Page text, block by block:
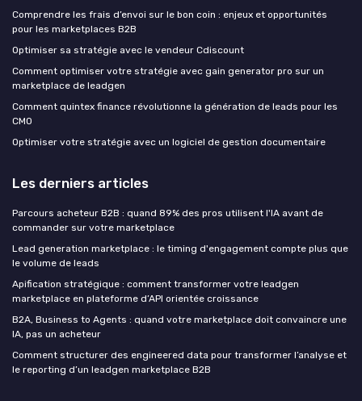
Comprendre les frais d’envoi sur le bon coin : enjeux et opportunités
pour les marketplaces B2B
Optimiser sa stratégie avec le vendeur Cdiscount
Comment optimiser votre stratégie avec gain generator pro sur un
marketplace de leadgen
Comment quintex finance révolutionne la génération de leads pour les
CMO
Optimiser votre stratégie avec un logiciel de gestion documentaire
Les derniers articles
Parcours acheteur B2B : quand 89% des pros utilisent l'IA avant de
commander sur votre marketplace
Lead generation marketplace : le timing d'engagement compte plus que
le volume de leads
Apification stratégique : comment transformer votre leadgen
marketplace en plateforme d’API orientée croissance
B2A, Business to Agents : quand votre marketplace doit convaincre une
IA, pas un acheteur
Comment structurer des engineered data pour transformer l’analyse et
le reporting d’un leadgen marketplace B2B